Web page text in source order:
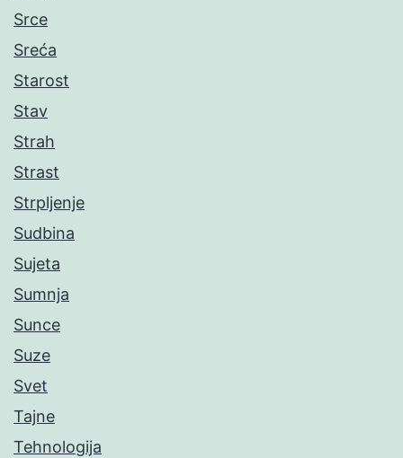
Srce
Sreća
Starost
Stav
Strah
Strast
Strpljenje
Sudbina
Sujeta
Sumnja
Sunce
Suze
Svet
Tajne
Tehnologija